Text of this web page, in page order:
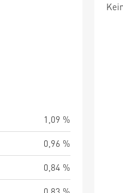
1,09 %
0,96 %
0,84 %